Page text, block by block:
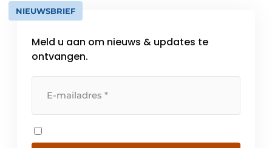
NIEUWSBRIEF
Meld u aan om nieuws & updates te
ontvangen.